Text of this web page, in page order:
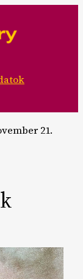
21.